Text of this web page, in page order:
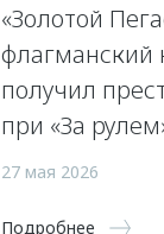
«Золотой
флагманский
получил
при «За
27 мая 2026
Подробнее